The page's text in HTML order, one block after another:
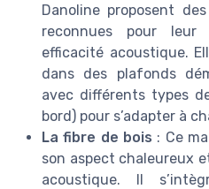
Danoline proposent
reconnues pour
efficacité acoustique.
dans des plafonds
avec différents types
bord) pour s’adapter à
La fibre de bois : Ce
son aspect chaleureux
acoustique. Il